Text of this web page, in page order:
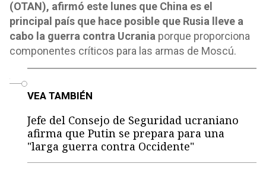
(OTAN), afirmó este lunes que China es el
principal país que hace posible que Rusia lleve a
cabo la guerra contra Ucrania porque proporciona
componentes críticos para las armas de Moscú.
VEA TAMBIÉN
Jefe del Consejo de Seguridad ucraniano
afirma que Putin se prepara para una
"larga guerra contra Occidente"